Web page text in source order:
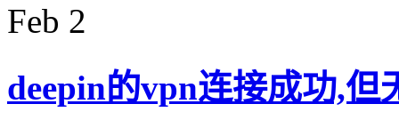
Feb 2
deepin的vpn连接成功,但